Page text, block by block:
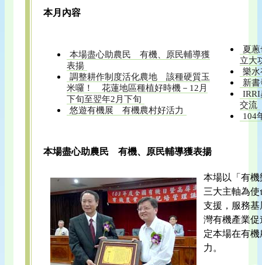
本月內容
本場盡心助農民 有機、原民輔導獲
表揚
調整耕作制度活化農地 該種硬質玉
米囉！ 花蓮地區種植好時機－12月
下旬至翌年2月下旬
悠遊有機展 有機農村好活力
夏
立大
樂
新
IRRI
交流
104
本場盡心助農民 有機、原民輔導獲表揚
本場以「有
三大主軸為
支援，服務
灣有機產業
定本場在有
力。